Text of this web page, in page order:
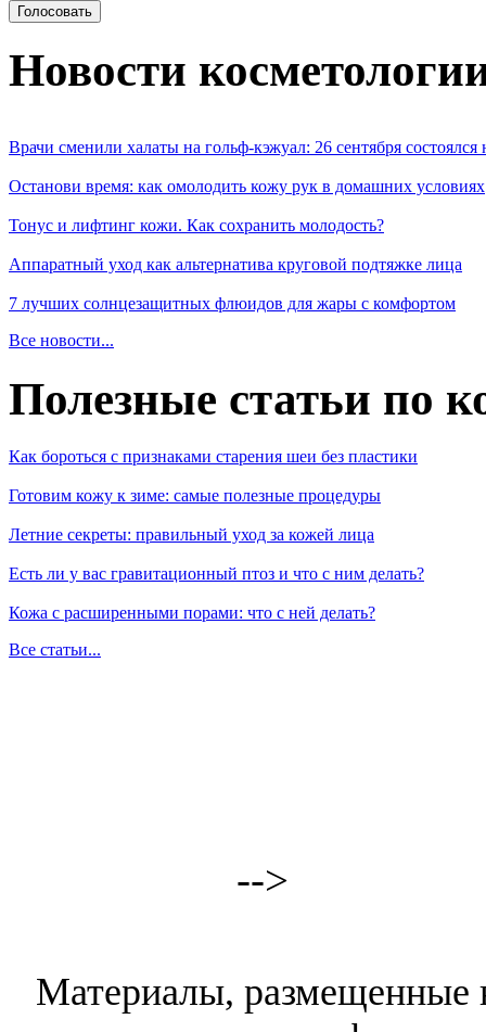
Новости
Врачи сменили халаты на гольф-кэжуал: 26 сентября
Останови время: как омолодить кожу рук в домашних условиях
Тонус и лифтинг кожи. Как сохранить молодость?
Аппаратный уход как альтернатива круговой подтяжке лица
7 лучших солнцезащитных флюидов для жары с комфортом
Все новости...
Полезные статьи по
Как бороться с признаками старения шеи без пластики
Готовим кожу к зиме: самые полезные процедуры
Летние секреты: правильный уход за кожей лица
Есть ли у вас гравитационный птоз и что с ним делать?
Кожа с расширенными порами: что с ней делать?
Все статьи...
-->
Материалы, размещенные